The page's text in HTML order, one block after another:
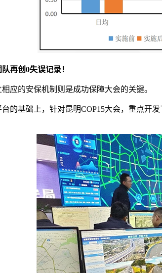
再创0失误记录！
应的安保机制则是成功保障大会的关键。
的基础上，针对昆明COP15大会，重点开